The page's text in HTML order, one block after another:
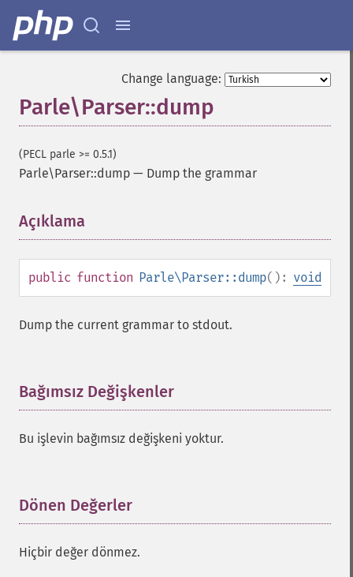
Change language:
Parle\Parser::dump
(PECL parle >= 0.5.1)
Parle\Parser::dump — Dump the grammar
Açıklama
public function Parle\Parser::dump(): void
Dump the current grammar to stdout.
Bağımsız Değişkenler
Bu işlevin bağımsız değişkeni yoktur.
Dönen Değerler
Hiçbir değer dönmez.